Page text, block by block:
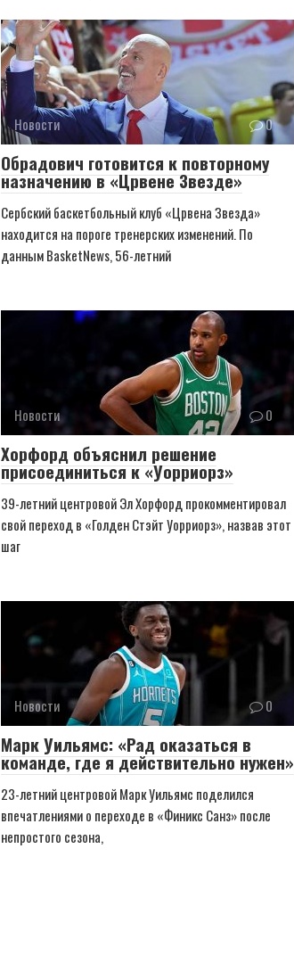
Новости 0
Обрадович готовится к повторному
назначению в «Црвене Звезде»
Сербский баскетбольный клуб «Црвена Звезда»
находится на пороге тренерских изменений. По
данным BasketNews, 56-летний
Новости 0
Хорфорд объяснил решение
присоединиться к «Уорриорз»
39-летний центровой Эл Хорфорд прокомментировал
свой переход в «Голден Стэйт Уорриорз», назвав этот
шаг
Новости 0
Марк Уильямс: «Рад оказаться в
команде, где я действительно нужен»
23-летний центровой Марк Уильямс поделился
впечатлениями о переходе в «Финикс Санз» после
непростого сезона,